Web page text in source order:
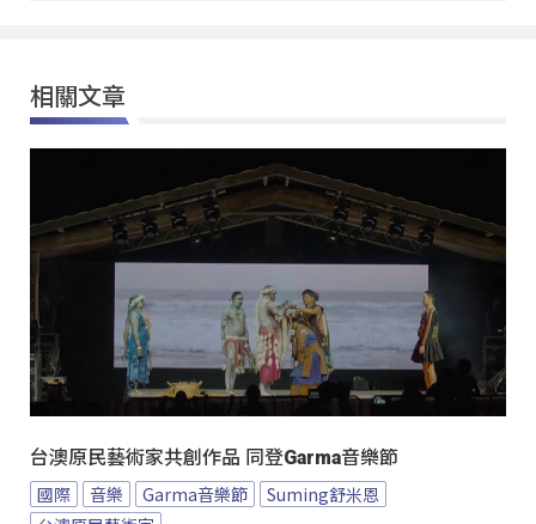
相關文章
台澳原民藝術家共創作品 同登Garma音樂節
國際 音樂 Garma音樂節
Suming舒米恩